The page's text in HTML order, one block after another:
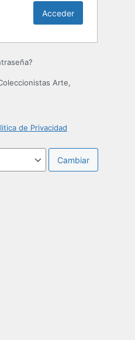
Arte,
de Privacidad